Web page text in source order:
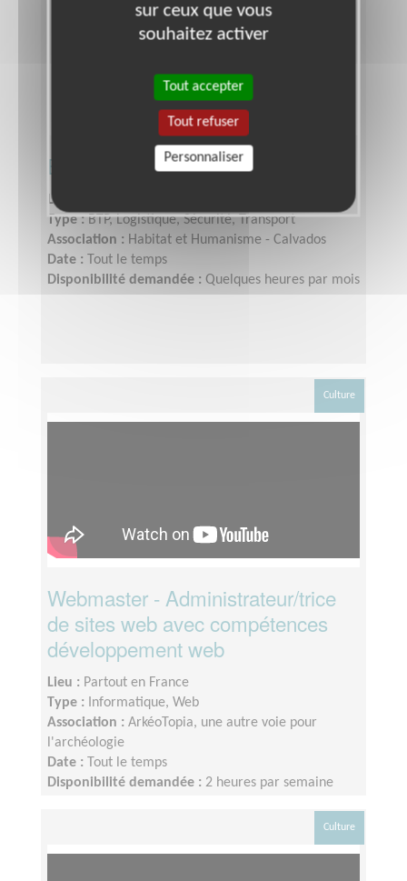
Bricoleur accompagnant
Lieu :
Type :BTP, Logistique, Sécurité, Transport
Association : Habitat et Humanisme - Calvados
Date :
Tout le temps
Disponibilité demandée : Quelques heures par mois
Culture
Webmaster - Administrateur/trice
de sites web avec compétences
développement web
Lieu : Partout en France
Type :
Informatique, Web
Association : ArkéoTopia, une autre voie pour
l'archéologie
Date :
Tout le temps
Disponibilité demandée : 2 heures par semaine
Culture
sur ceux que vous
souhaitez activer
Tout accepter
Tout refuser
Personnaliser